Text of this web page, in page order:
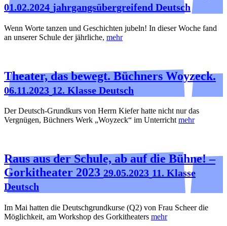
01.02.2024 jahrgangsübergreifend Deutsch
Wenn Worte tanzen und Geschichten jubeln! In dieser Woche fand
an unserer Schule der jährliche, mehr
Theater, das bewegt. Büchners Woyzeck.
06.11.2023 12. Klasse Deutsch
Der Deutsch-Grundkurs von Herrn Kiefer hatte nicht nur das
Vergnügen, Büchners Werk „Woyzeck“ im Unterrichtmehr
Raus aus der Schule, ab auf die Bühne! –
Gorkitheater 2023 29.05.2023 11. Klasse
Deutsch
Im Mai hatten die Deutschgrundkurse (Q2) von Frau Scheer die
Möglichkeit, am Workshop des Gorkitheaters mehr